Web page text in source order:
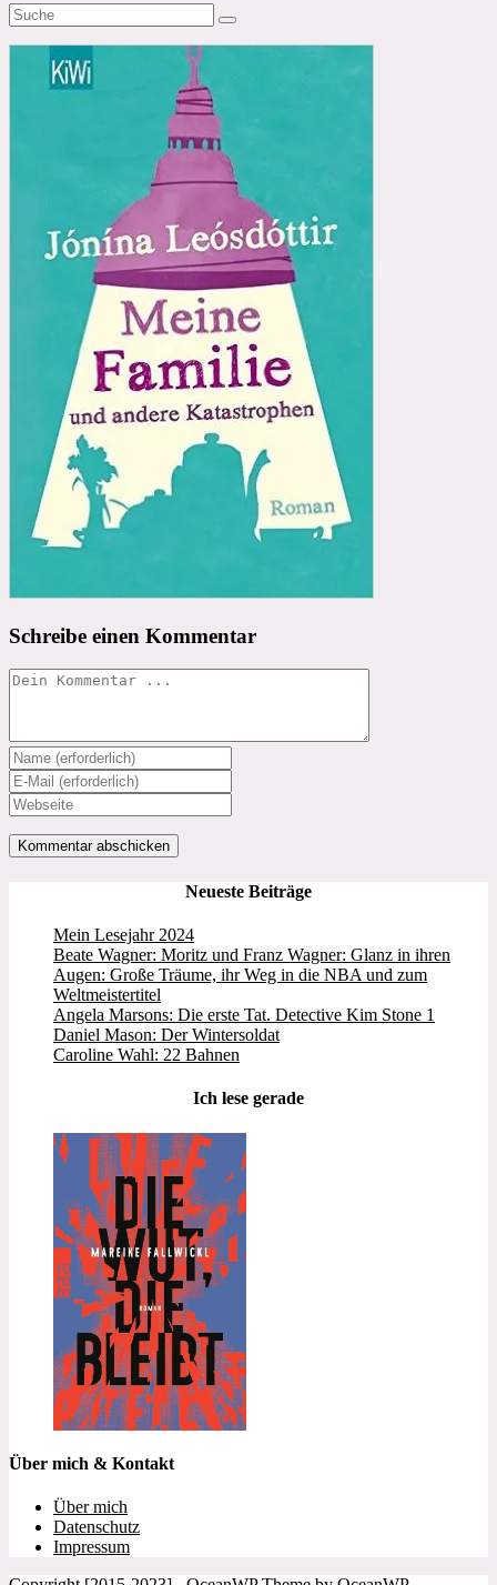
Schreibe einen Kommentar
Kommentieren
Gib
deinen
Namen
oder
Benutzernamen
zum
Gib
deine
E-
Mail-
Adresse
Gib
deine
Website-
URL
Neueste Beiträge
Mein Lesejahr 2024
Beate Wagner: Moritz und Franz Wagner: Glanz in ihren
Augen: Große Träume, ihr Weg in die NBA und zum
Weltmeistertitel
Angela Marsons: Die erste Tat. Detective Kim Stone 1
Daniel Mason: Der Wintersoldat
Caroline Wahl: 22 Bahnen
Ich lese gerade
Über mich & Kontakt
Über mich
Datenschutz
Impressum